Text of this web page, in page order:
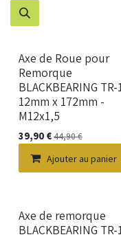
Axe de Roue pour
Remorque
BLACKBEARING TR-
12mm x 172mm -
M12x1,5
39,90 €44,90€
Ajouter au panier
Axe de remorque
BLACKBEARING TR-